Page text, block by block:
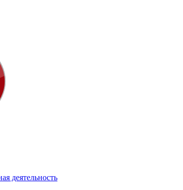
деятельность